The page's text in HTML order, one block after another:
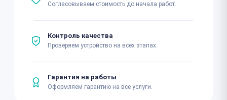
Согласовываем стоимость до начала работ.
Контроль качества
Проверяем устройство на всех этапах.
Гарантия на работы
Оформляем гарантию на все услуги.